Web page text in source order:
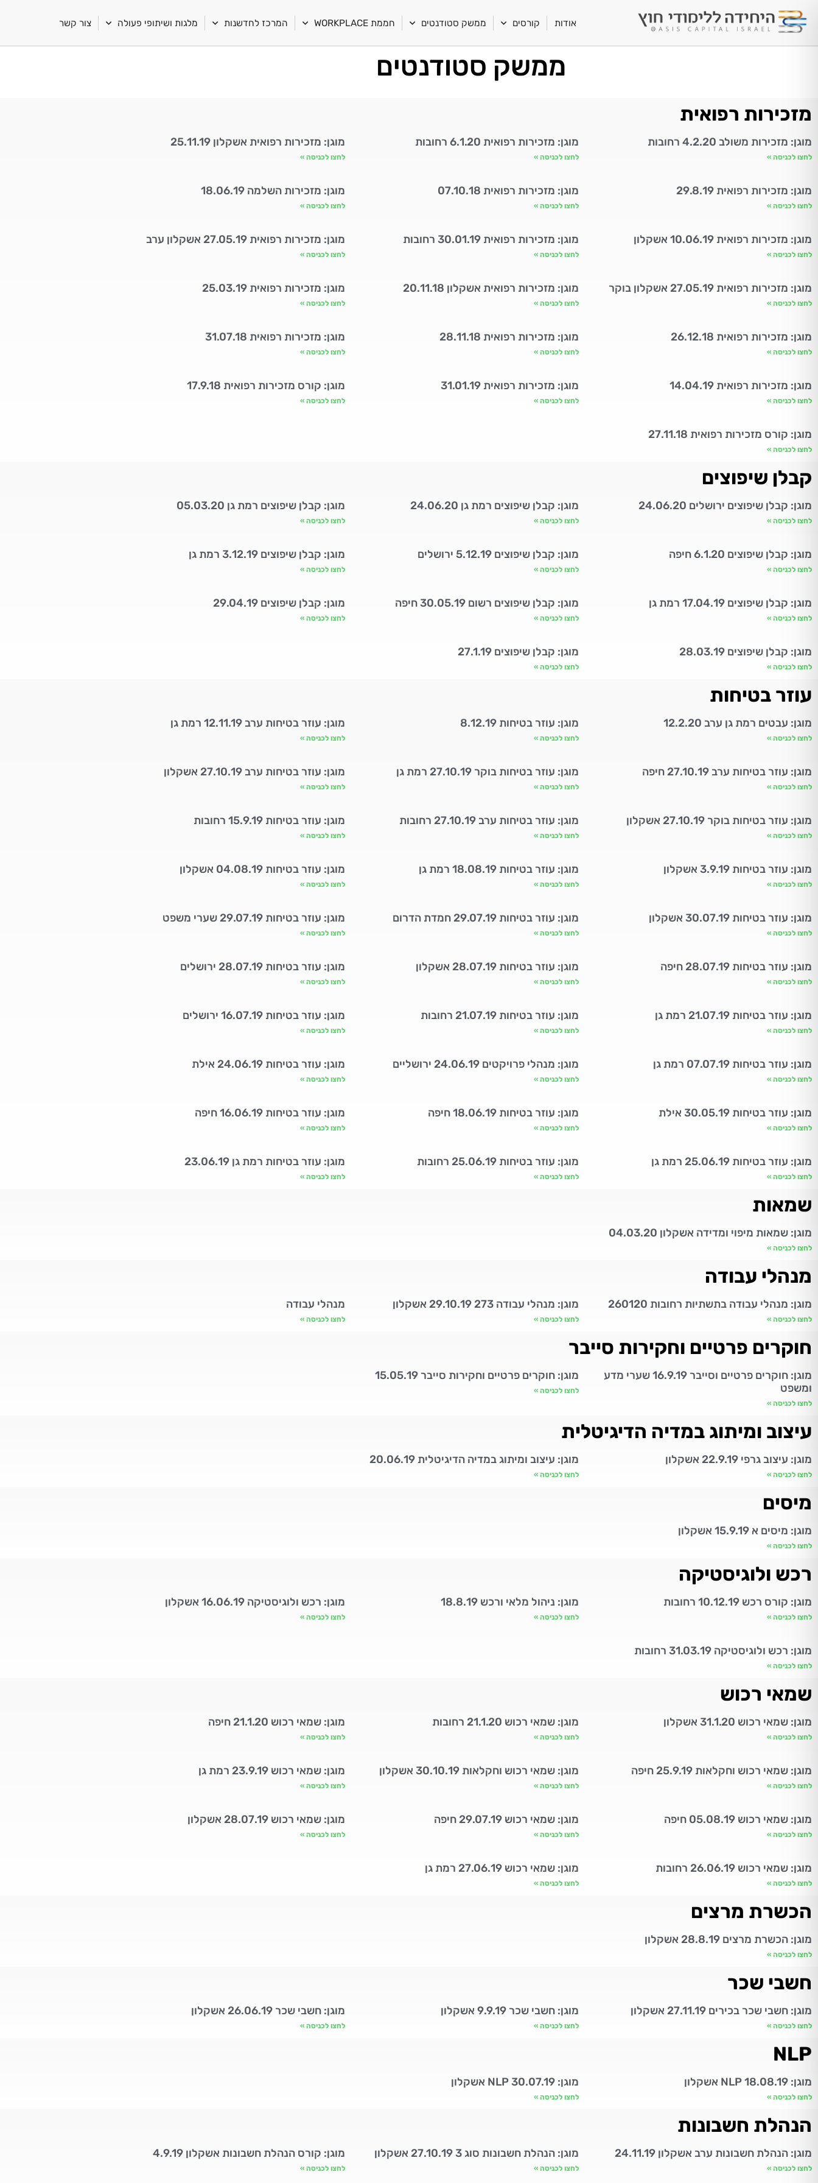
אודות קורסים ממשק סטודנטים חממת WORKPLACE המרכז לחדשנות מלגות ושיתופי פעולה צור קשר
ממשק סטודנטים
מזכירות רפואית
מוגן: מזכירות משולב 4.2.20 רחובות
לחצו לכניסה »
מוגן: מזכירות רפואית 6.1.20 רחובות
לחצו לכניסה »
מוגן: מזכירות רפואית אשקלון 25.11.19
לחצו לכניסה »
מוגן: מזכירות רפואית 29.8.19
לחצו לכניסה »
מוגן: מזכירות רפואית 07.10.18
לחצו לכניסה »
מוגן: מזכירות השלמה 18.06.19
לחצו לכניסה »
מוגן: מזכירות רפואית 10.06.19 אשקלון
לחצו לכניסה »
מוגן: מזכירות רפואית 30.01.19 רחובות
לחצו לכניסה »
מוגן: מזכירות רפואית 27.05.19 אשקלון ערב
לחצו לכניסה »
מוגן: מזכירות רפואית 27.05.19 אשקלון בוקר
לחצו לכניסה »
מוגן: מזכירות רפואית אשקלון 20.11.18
לחצו לכניסה »
מוגן: מזכירות רפואית 25.03.19
לחצו לכניסה »
מוגן: מזכירות רפואית 26.12.18
לחצו לכניסה »
מוגן: מזכירות רפואית 28.11.18
לחצו לכניסה »
מוגן: מזכירות רפואית 31.07.18
לחצו לכניסה »
מוגן: מזכירות רפואית 14.04.19
לחצו לכניסה »
מוגן: מזכירות רפואית 31.01.19
לחצו לכניסה »
מוגן: קורס מזכירות רפואית 17.9.18
לחצו לכניסה »
מוגן: קורס מזכירות רפואית 27.11.18
לחצו לכניסה »
קבלן שיפוצים
מוגן: קבלן שיפוצים ירושלים 24.06.20
לחצו לכניסה »
מוגן: קבלן שיפוצים רמת גן 24.06.20
לחצו לכניסה »
מוגן: קבלן שיפוצים רמת גן 05.03.20
לחצו לכניסה »
מוגן: קבלן שיפוצים 6.1.20 חיפה
לחצו לכניסה »
מוגן: קבלן שיפוצים 5.12.19 ירושלים
לחצו לכניסה »
מוגן: קבלן שיפוצים 3.12.19 רמת גן
לחצו לכניסה »
מוגן: קבלן שיפוצים 17.04.19 רמת גן
לחצו לכניסה »
מוגן: קבלן שיפוצים רשום 30.05.19 חיפה
לחצו לכניסה »
מוגן: קבלן שיפוצים 29.04.19
לחצו לכניסה »
מוגן: קבלן שיפוצים 28.03.19
לחצו לכניסה »
מוגן: קבלן שיפוצים 27.1.19
לחצו לכניסה »
עוזר בטיחות
מוגן: עבטים רמת גן ערב 12.2.20
לחצו לכניסה »
מוגן: עוזר בטיחות 8.12.19
לחצו לכניסה »
מוגן: עוזר בטיחות ערב 12.11.19 רמת גן
לחצו לכניסה »
מוגן: עוזר בטיחות ערב 27.10.19 חיפה
לחצו לכניסה »
מוגן: עוזר בטיחות בוקר 27.10.19 רמת גן
לחצו לכניסה »
מוגן: עוזר בטיחות ערב 27.10.19 אשקלון
לחצו לכניסה »
מוגן: עוזר בטיחות בוקר 27.10.19 אשקלון
לחצו לכניסה »
מוגן: עוזר בטיחות ערב 27.10.19 רחובות
לחצו לכניסה »
מוגן: עוזר בטיחות 15.9.19 רחובות
לחצו לכניסה »
מוגן: עוזר בטיחות 3.9.19 אשקלון
לחצו לכניסה »
מוגן: עוזר בטיחות 18.08.19 רמת גן
לחצו לכניסה »
מוגן: עוזר בטיחות 04.08.19 אשקלון
לחצו לכניסה »
מוגן: עוזר בטיחות 30.07.19 אשקלון
לחצו לכניסה »
מוגן: עוזר בטיחות 29.07.19 חמדת הדרום
לחצו לכניסה »
מוגן: עוזר בטיחות 29.07.19 שערי משפט
לחצו לכניסה »
מוגן: עוזר בטיחות 28.07.19 חיפה
לחצו לכניסה »
מוגן: עוזר בטיחות 28.07.19 אשקלון
לחצו לכניסה »
מוגן: עוזר בטיחות 28.07.19 ירושלים
לחצו לכניסה »
מוגן: עוזר בטיחות 21.07.19 רמת גן
לחצו לכניסה »
מוגן: עוזר בטיחות 21.07.19 רחובות
לחצו לכניסה »
מוגן: עוזר בטיחות 16.07.19 ירושלים
לחצו לכניסה »
מוגן: עוזר בטיחות 07.07.19 רמת גן
לחצו לכניסה »
מוגן: מנהלי פרויקטים 24.06.19 ירושליים
לחצו לכניסה »
מוגן: עוזר בטיחות 24.06.19 אילת
לחצו לכניסה »
מוגן: עוזר בטיחות 30.05.19 אילת
לחצו לכניסה »
מוגן: עוזר בטיחות 18.06.19 חיפה
לחצו לכניסה »
מוגן: עוזר בטיחות 16.06.19 חיפה
לחצו לכניסה »
מוגן: עוזר בטיחות 25.06.19 רמת גן
לחצו לכניסה »
מוגן: עוזר בטיחות 25.06.19 רחובות
לחצו לכניסה »
מוגן: עוזר בטיחות רמת גן 23.06.19
לחצו לכניסה »
שמאות
מוגן: שמאות מיפוי ומדידה אשקלון 04.03.20
לחצו לכניסה »
מנהלי עבודה
מוגן: מנהלי עבודה בתשתיות רחובות 260120
לחצו לכניסה »
מוגן: מנהלי עבודה 273 29.10.19 אשקלון
לחצו לכניסה »
מנהלי עבודה
לחצו לכניסה »
חוקרים פרטיים וחקירות סייבר
מוגן: חוקרים פרטיים וסייבר 16.9.19 שערי מדע
ומשפט
לחצו לכניסה »
מוגן: חוקרים פרטיים וחקירות סייבר 15.05.19
לחצו לכניסה »
עיצוב ומיתוג במדיה הדיגיטלית
מוגן: עיצוב גרפי 22.9.19 אשקלון
לחצו לכניסה »
מוגן: עיצוב ומיתוג במדיה הדיגיטלית 20.06.19
לחצו לכניסה »
מיסים
מוגן: מיסים א 15.9.19 אשקלון
לחצו לכניסה »
רכש ולוגיסטיקה
מוגן: קורס רכש 10.12.19 רחובות
לחצו לכניסה »
מוגן: ניהול מלאי ורכש 18.8.19
לחצו לכניסה »
מוגן: רכש ולוגיסטיקה 16.06.19 אשקלון
לחצו לכניסה »
מוגן: רכש ולוגיסטיקה 31.03.19 רחובות
לחצו לכניסה »
שמאי רכוש
מוגן: שמאי רכוש 31.1.20 אשקלון
לחצו לכניסה »
מוגן: שמאי רכוש 21.1.20 רחובות
לחצו לכניסה »
מוגן: שמאי רכוש 21.1.20 חיפה
לחצו לכניסה »
מוגן: שמאי רכוש וחקלאות 25.9.19 חיפה
לחצו לכניסה »
מוגן: שמאי רכוש וחקלאות 30.10.19 אשקלון
לחצו לכניסה »
מוגן: שמאי רכוש 23.9.19 רמת גן
לחצו לכניסה »
מוגן: שמאי רכוש 05.08.19 חיפה
לחצו לכניסה »
מוגן: שמאי רכוש 29.07.19 חיפה
לחצו לכניסה »
מוגן: שמאי רכוש 28.07.19 אשקלון
לחצו לכניסה »
מוגן: שמאי רכוש 26.06.19 רחובות
לחצו לכניסה »
מוגן: שמאי רכוש 27.06.19 רמת גן
לחצו לכניסה »
הכשרת מרצים
מוגן: הכשרת מרצים 28.8.19 אשקלון
לחצו לכניסה »
חשבי שכר
מוגן: חשבי שכר בכירים 27.11.19 אשקלון
לחצו לכניסה »
מוגן: חשבי שכר 9.9.19 אשקלון
לחצו לכניסה »
מוגן: חשבי שכר 26.06.19 אשקלון
לחצו לכניסה »
NLP
מוגן: NLP 18.08.19 אשקלון
לחצו לכניסה »
מוגן: NLP 30.07.19 אשקלון
לחצו לכניסה »
הנהלת חשבונות
מוגן: הנהלת חשבונות ערב אשקלון 24.11.19
לחצו לכניסה »
מוגן: הנהלת חשבונות סוג 3 27.10.19 אשקלון
לחצו לכניסה »
מוגן: קורס הנהלת חשבונות אשקלון 4.9.19
לחצו לכניסה »